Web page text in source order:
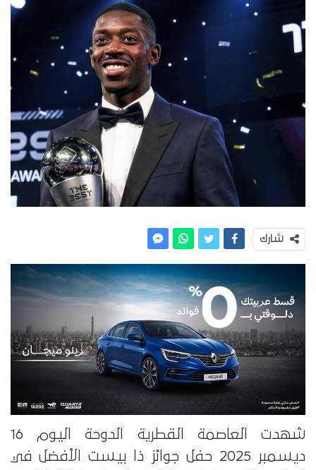
شارك
شهدت العاصمة القطرية الدوحة اليوم 16
ديسمبر 2025 حفل جوائز ذا بيست الأفضل في